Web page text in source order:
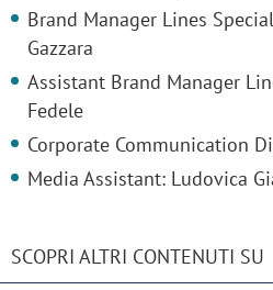
Brand Manager Lines
Gazzara
Assistant Brand Manager
Fedele
Corporate Communication
Media Assistant: Ludovica
SCOPRI ALTRI CONTENUTI SU